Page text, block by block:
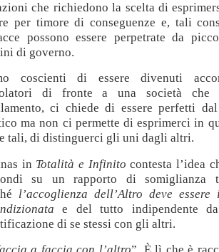
che richiedono la scelta di
per timore di conseguenze e, tali
possono essere perpetrate da
di governo.
coscienti di essere divenuti
di fronte a una società che
ci chiede di essere perfetti
ma non ci permette di esprimerci in
tali, di distinguerci gli uni dagli altri.
in Totalità e Infinito contesta l’idea
su un rapporto di somiglianza
l’accoglienza dell’Altro deve
e del tutto indipendente
di se stessi con gli altri.